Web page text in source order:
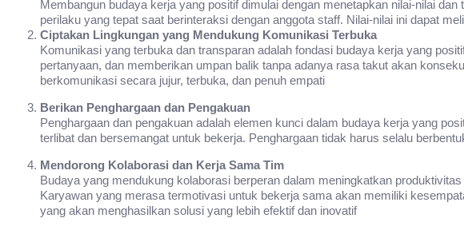
Membangun budaya kerja yang positif dimulai dengan menetapkan nilai-nilai
perilaku yang tepat saat berinteraksi dengan anggota staff. Nilai-nilai ini dapat
Ciptakan Lingkungan yang Mendukung Komunikasi Terbuka
Komunikasi yang terbuka dan transparan adalah fondasi budaya kerja yang
pertanyaan, dan memberikan umpan balik tanpa adanya rasa takut akan
berkomunikasi secara jujur, terbuka, dan penuh empati
Berikan Penghargaan dan Pengakuan
Penghargaan dan pengakuan adalah elemen kunci dalam budaya kerja yang
terlibat dan bersemangat untuk bekerja. Penghargaan tidak harus selalu
Mendorong Kolaborasi dan Kerja Sama Tim
Budaya yang mendukung kolaborasi berperan dalam meningkatkan
Karyawan yang merasa termotivasi untuk bekerja sama akan memiliki
yang akan menghasilkan solusi yang lebih efektif dan inovatif